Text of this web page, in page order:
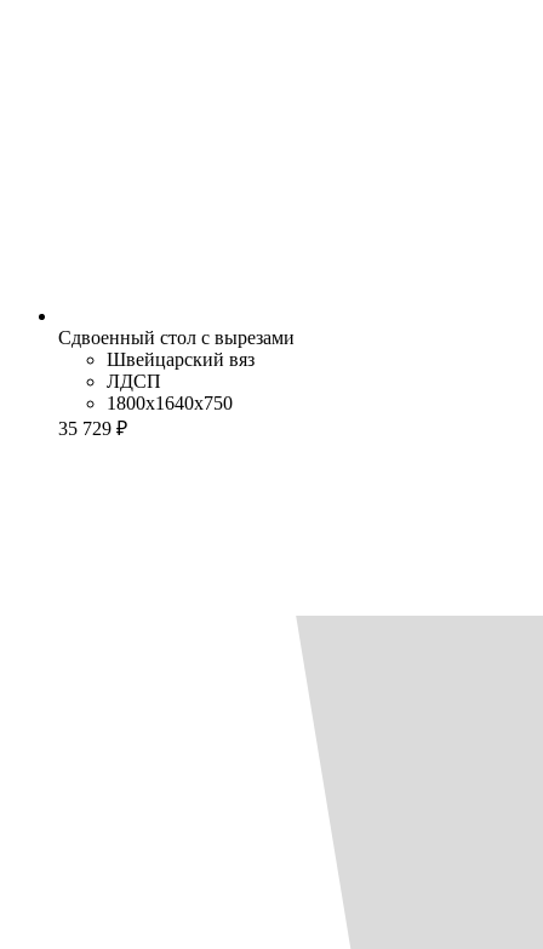
Сдвоенный стол с вырезами
Швейцарский вяз
ЛДСП
1800x1640x750
35 729 ₽